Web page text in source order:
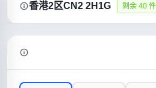
香港2区CN2 2H1G 剩余 40 件